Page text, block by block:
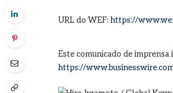
URL do WEF: https://
Este comunicado de
https://